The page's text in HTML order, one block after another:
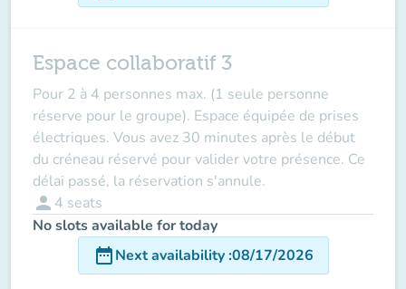
Espace collaboratif 3
Pour 2 à 4 personnes max. (1 seule personne
réserve pour le groupe). Espace équipée de prises
électriques. Vous avez 30 minutes après le début
du créneau réservé pour valider votre présence. Ce
délai passé, la réservation s'annule.
person 4 seats
No slots available for today
date_rangeNext availability:08/17/2026